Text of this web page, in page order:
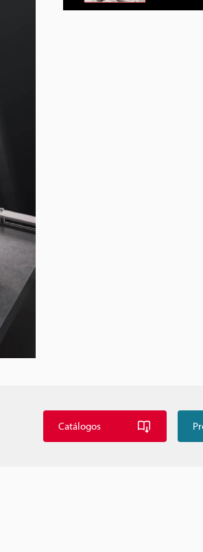
Catálogos